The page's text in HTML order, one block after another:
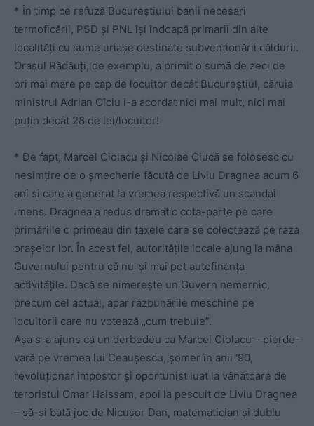
* În timp ce refuză Bucureștiului banii necesari
termoficării, PSD și PNL își îndoapă primarii din alte
localități cu sume uriașe destinate subvenționării căldurii.
Orașul Rădăuți, de exemplu, a primit o sumă de zeci de
ori mai mare pe cap de locuitor decât Bucureștiul, căruia
ministrul Adrian Cîciu i-a acordat nici mai mult, nici mai
puțin decât 28 de lei/locuitor!
* De fapt, Marcel Ciolacu și Nicolae Ciucă se folosesc cu
nesimțire de o șmecherie făcută de Liviu Dragnea acum 6
ani și care a generat la vremea respectivă un scandal
imens. Dragnea a redus dramatic cota-parte pe care
primăriile o primeau din taxele care se colectează pe raza
orașelor lor. În acest fel, autoritățile locale ajung la mâna
Guvernului pentru că nu-și mai pot autofinanța
activitățile. Dacă se nimerește un Guvern nemernic,
precum cel actual, apar răzbunările meschine pe
locuitorii care nu votează „cum trebuie”.
Așa s-a ajuns ca un derbedeu ca Marcel Ciolacu – pierde-
vară pe vremea lui Ceaușescu, șomer în anii ‘90,
revoluționar impostor și oportunist luat la vânătoare de
teroristul Omar Haissam, apoi la pescuit de Liviu Dragnea
– să-și bată joc de Nicușor Dan, matematician și dublu